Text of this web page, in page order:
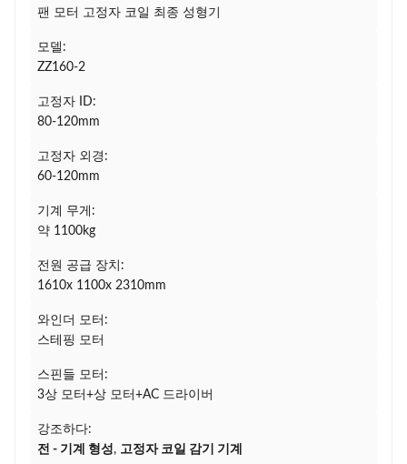
팬 모터 고정자 코일 최종 성형기
모델:
ZZ160-2
고정자 ID:
80-120mm
고정자 외경:
60-120mm
기계 무게:
약 1100kg
전원 공급 장치:
1610x 1100x 2310mm
와인더 모터:
스테핑 모터
스핀들 모터:
3상 모터+상 모터+AC 드라이버
강조하다:
전 - 기계 형성, 고정자 코일 감기 기계